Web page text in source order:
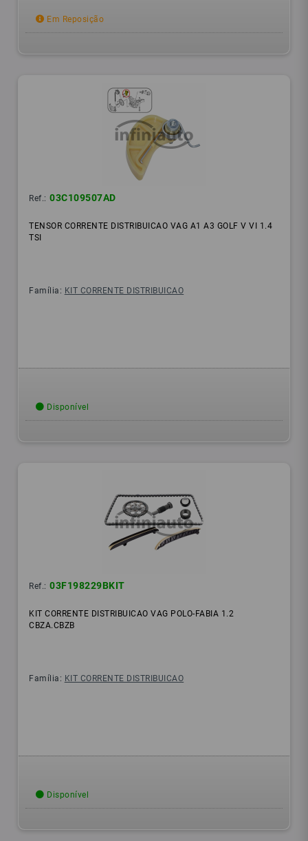
Em Reposição
Ref.: 03C109507AD
TENSOR CORRENTE DISTRIBUICAO VAG A1 A3 GOLF V VI 1.4
TSI
Família: KIT CORRENTE DISTRIBUICAO
Disponível
Ref.: 03F198229BKIT
KIT CORRENTE DISTRIBUICAO VAG POLO-FABIA 1.2
CBZA.CBZB
Família: KIT CORRENTE DISTRIBUICAO
Disponível